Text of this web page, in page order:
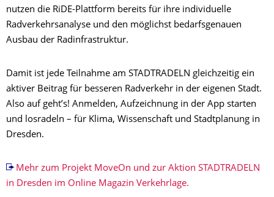
nutzen die RiDE-Plattform bereits für ihre individuelle
Radverkehrsanalyse und den möglichst bedarfsgenauen
Ausbau der Radinfrastruktur.
Damit ist jede Teilnahme am STADTRADELN gleichzeitig ein
aktiver Beitrag für besseren Radverkehr in der eigenen Stadt.
Also auf geht’s! Anmelden, Aufzeichnung in der App starten
und losradeln – für Klima, Wissenschaft und Stadtplanung in
Dresden.
Mehr zum Projekt MoveOn und zur Aktion STADTRADELN
in Dresden im Online Magazin Verkehrlage.